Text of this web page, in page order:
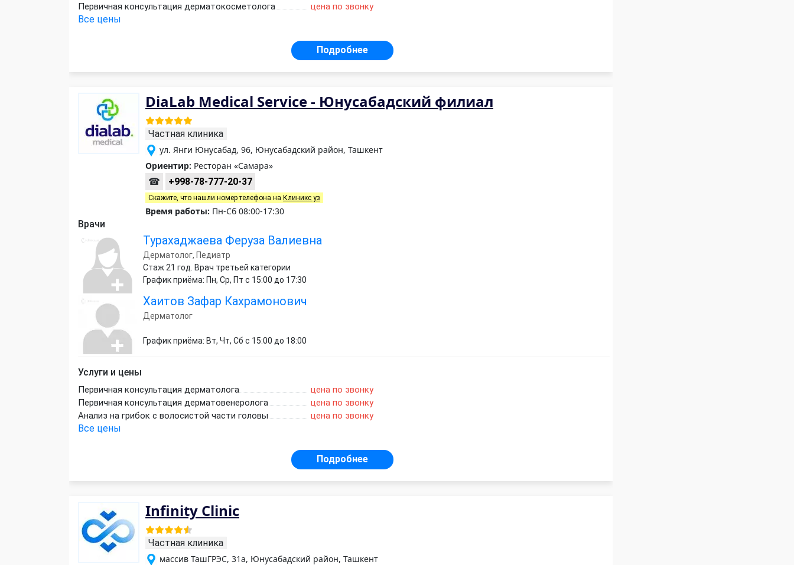
Первичная консультация дерматокосметолога цена по звонку
Все цены
Подробнее
DiaLab Medical Service - Юнусабадский филиал
Частная клиника
ул. Янги Юнусабад, 96, Юнусабадский район, Ташкент
Ориентир: Ресторан «Самара»
☎
+998-78-777-20-37
Скажите, что нашли номер телефона на Клиникс уз
Время работы: Пн-Сб 08:00-17:30
Врачи
Турахаджаева Феруза Валиевна
Дерматолог, Педиатр
Стаж 21 год. Врач третьей категории
График приёма: Пн, Ср, Пт с 15:00 до 17:30
Хаитов Зафар Кахрамонович
Дерматолог
График приёма: Вт, Чт, Сб с 15:00 до 18:00
Услуги и цены
Первичная консультация дерматолога
цена по звонку
Первичная консультация дерматовенеролога
цена по звонку
Анализ на грибок с волосистой части головы
цена по звонку
Все цены
Подробнее
Infinity Clinic
Частная клиника
массив ТашГРЭС, 31a, Юнусабадский район, Ташкент